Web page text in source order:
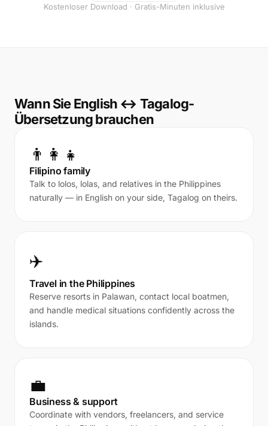
Kostenloser Download · Gratis-Minuten inklusive
Wann Sie English ↔ Tagalog-
Übersetzung brauchen
👨‍👩‍👧
Filipino family
Talk to lolos, lolas, and relatives in the Philippines
naturally — in English on your side, Tagalog on theirs.
✈️
Travel in the Philippines
Reserve resorts in Palawan, contact local boatmen,
and handle medical situations confidently across the
islands.
💼
Business & support
Coordinate with vendors, freelancers, and service